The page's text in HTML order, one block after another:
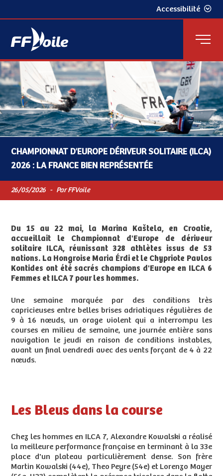
Accessibilité
CHAMPIONNAT D'EUROPE DÉRIVEUR SOLITAIRE (ILCA)
2026 : LA FRANCE BIEN REPRÉSENTÉE
26/05/2026 - Par FFVoile
Du 15 au 22 mai, la Marina Kaštela, en Croatie,
accueillait le Championnat d'Europe de dériveur
solitaire ILCA, réunissant 328 athlètes issus de 53
nations. La Hongroise Maria Érdi et le Chypriote Pavlos
Kontides ont été sacrés champions d'Europe en ILCA 6
Femmes et ILCA 7 pour les hommes.
Une semaine marquée par des conditions très
capricieuses entre belles brises adriatiques régulières de
9 à 16 nœuds, un orage violent qui a interrompu les
courses en milieu de semaine, une journée entière sans
navigation le jeudi en raison de conditions instables,
avant un final vendredi avec des vents forçant de 4 à 22
nœuds.
Les Bleus dans la course
Chez les hommes en ILCA 7, Alexandre Kowalski a réalisé
la meilleure performance française en terminant à la 33e
place d'un plateau particulièrement dense. Son frère
Martin Kowalski (44e), Theo Peyre (54e) et Lorenzo Mayer